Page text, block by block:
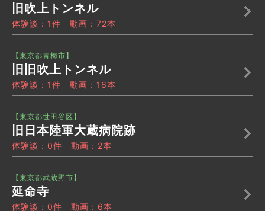
旧吹上トンネル
体験談：1件 動画：72本
【東京都青梅市】
旧旧吹上トンネル
体験談：1件 動画：16本
【東京都世田谷区】
旧日本陸軍大蔵病院跡
体験談：0件 動画：2本
【東京都武蔵野市】
延命寺
体験談：0件 動画：6本